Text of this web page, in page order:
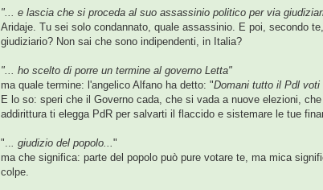
"... e lascia che si proceda al suo assassinio politico per via
Aridaje. Tu sei solo condannato, quale assassinio. E poi, secondo
giudiziario? Non sai che sono indipendenti, in Italia?
"... ho scelto di porre un termine al governo Letta"
ma quale termine: l'angelico Alfano ha detto: "Domani tutto il Pdl voti
E lo so: speri che il Governo cada, che si vada a nuove elezioni,
addirittura ti elegga PdR per salvarti il flaccido e sistemare le tue
"... giudizio del popolo..."
ma che significa: parte del popolo può pure votare te, ma mica
colpe.